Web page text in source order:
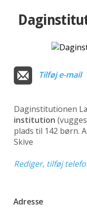
Tilføj e-mail
Daginstitutionen
institution
plads til 142 børn.
Skive
Rediger, tilføj
Adresse